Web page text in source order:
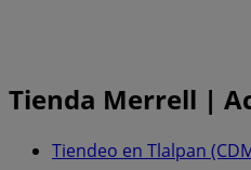
Tienda Merrell |
Tiendeo en Tlalpan